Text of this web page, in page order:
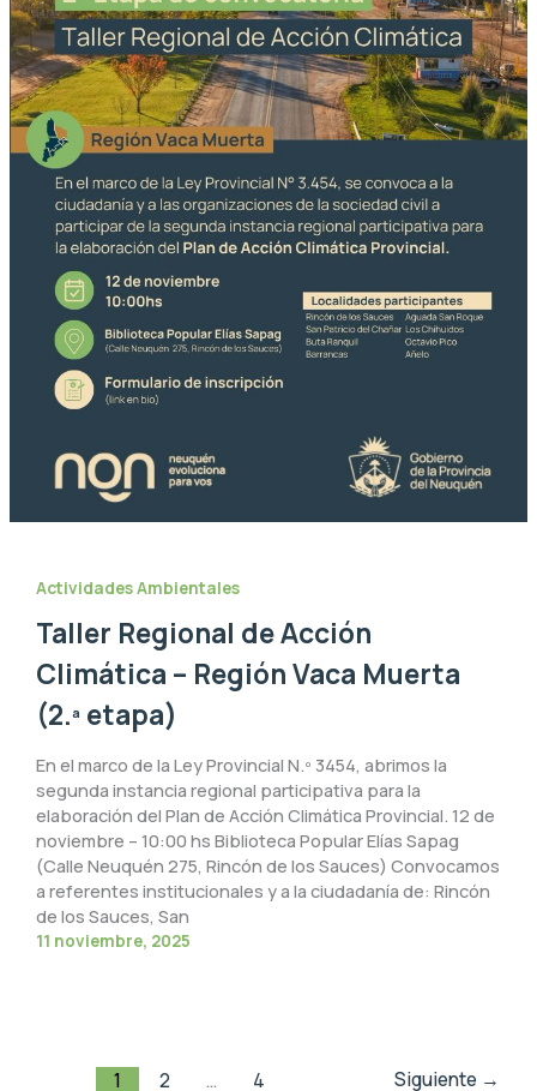
Actividades Ambientales
Taller Regional de Acción
Climática – Región Vaca Muerta
(2.ª etapa)
En el marco de la Ley Provincial N.º 3454, abrimos la
segunda instancia regional participativa para la
elaboración del Plan de Acción Climática Provincial. 12 de
noviembre – 10:00 hs Biblioteca Popular Elías Sapag
(Calle Neuquén 275, Rincón de los Sauces) Convocamos
a referentes institucionales y a la ciudadanía de: Rincón
de los Sauces, San
11 noviembre, 2025
1 2 … 4 Siguiente →